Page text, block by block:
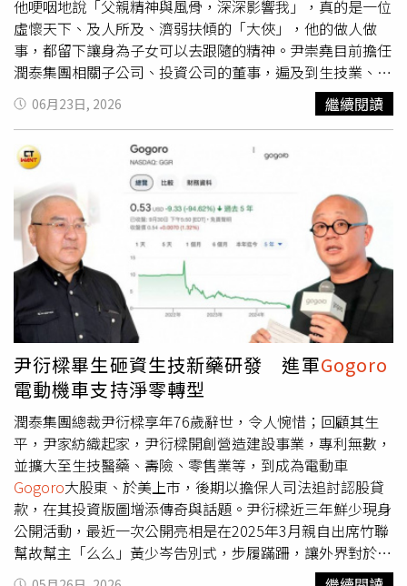
色商品，以實際行動支持在地店家與特色品牌，共同帶動地
方經濟發展。「璟都有愛健行嘉年華」不僅是一場健行活
動，更希望透過健康運動、親子互動與公益參與，讓更多家
庭走出戶外，享受與家人相聚的美好時光，同時結合石門水
庫自然景觀及桃園觀光資源，帶動在地旅遊與商圈消費，展
現企業回饋社會、深耕桃園的品牌精神。誠摯邀請全台民眾
攜家帶眷，一起相約石門水庫，享受一場結合健康、歡樂、
抽獎、美食與旅遊的年度健行嘉年華，共創充滿活力與幸福
的美好回憶。活動報名網址：
https://www.accupass.com/event/
他哽咽地說「父親精神與風骨，深深影響我」，真的是一位
虛懷天下、及人所及、濟弱扶傾的「大俠」，他的做人做
事，都留下讓身為子女可以去跟隨的精神。尹崇堯目前擔任
潤泰集團相關子公司、投資公司的董事，遍及到生技業、電
動機車的
，他特別邀請大家今天下午二點Gogoro在
內湖新車發表會，是鎖定女性用車的親近性，歡迎大家給予
支持。尹崇堯表示，自從父親在5月26日辭世之後，滿多朋
友給予歡懷，也順利在6月12日追思禮拜完成，是一個不公
開儀式，過程溫馨，家人們也製作一個包含著「種子卡」片
代表感謝之意，「願心存善意，廣結善緣，讓每一顆種子，
都有開花的機會」；乘風而來，向海兒去，願這顆種子成為
愛的循環，生生不息。尹崇堯也就外界對於他身為潤泰集團
接班人角色，進一步說明。他說，在這過程中大家關心南山
人壽、潤泰集團下一步，以我個人角色來說，還是專注在南
山人壽經營為主，潤泰集團落實專業經理公司治理，父親生
前也安排他的好夥伴、過去在大潤發擔任執行長、董事長的
黃明端回任集團執行長，襄助集團旗下的董事長總經理在公
司治理強化經營與原則。在整體集團沒有很大的變化，南山
人壽持續秉持父親生前交代的精神，以誠信第一、服務至
上，服務好照顧好保戶的角度，讓南山人壽持續往永續經營
的道路邁進。尹崇堯說，潤泰集團執行長黃明端1983年加
入集團，是尹衍樑的研究所同學，是集團內少數有受到我爺
爺的指導，賣了大潤發之後留任二年，退休之後，父親邀請
回集團，非常熟悉，紡織總經理，流通教父之稱，對於集團
深化、經營路徑有很大的幫助。涉足醫療生技銀髮族在宅醫
療等，在公司治理之下向集團公司請益，保險公司不只是做
客戶財務規劃，有一句「好險有南山」安心感重新帶給客
06月23日, 2026 繼續閱讀
尹衍樑畢生砸資生技新藥研發 進軍Gogoro
電動機車支持淨零轉型
潤泰集團總裁尹衍樑享年76歲辭世，令人惋惜；回顧其生
平，尹家紡織起家，尹衍樑開創營造建設事業，專利無數，
並擴大至生技醫藥、壽險、零售業等，到成為電動車
Gogoro大股東、於美上市，後期以擔保人司法追討認股貸
款，在其投資版圖增添傳奇與話題。尹衍樑近三年鮮少現身
公開活動，最近一次公開亮相是在2025年3月親自出席竹聯
幫故幫主「么么」黃少岑告別式，步履蹣跚，讓外界對於他
晚年身體健康有許多猜測。根據CTWANT 的調查，尹衍樑